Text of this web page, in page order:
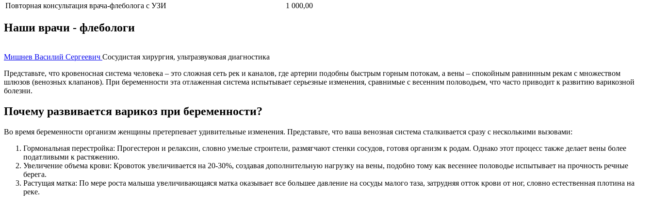
Повторная консультация врача-флеболога с УЗИ
1 000,00
Наши врачи - флебологи
Мишнев Василий Сергеевич Сосудистая хирургия, ультразвуковая диагностика
Представьте, что кровеносная система человека – это сложная сеть рек и каналов, где артерии подобны быстрым горным потокам, а вены – спокойным равнинным рекам с множеством
шлюзов (венозных клапанов). При беременности эта отлаженная система испытывает серьезные изменения, сравнимые с весенним половодьем, что часто приводит к развитию варикозной
болезни.
Почему развивается варикоз при беременности?
Во время беременности организм женщины претерпевает удивительные изменения. Представьте, что ваша венозная система сталкивается сразу с несколькими вызовами:
Гормональная перестройка: Прогестерон и релаксин, словно умелые строители, размягчают стенки сосудов, готовя организм к родам. Однако этот процесс также делает вены более
податливыми к растяжению.
Увеличение объема крови: Кровоток увеличивается на 20-30%, создавая дополнительную нагрузку на вены, подобно тому как весеннее половодье испытывает на прочность речные
берега.
Растущая матка: По мере роста малыша увеличивающаяся матка оказывает все большее давление на сосуды малого таза, затрудняя отток крови от ног, словно естественная плотина на
реке.